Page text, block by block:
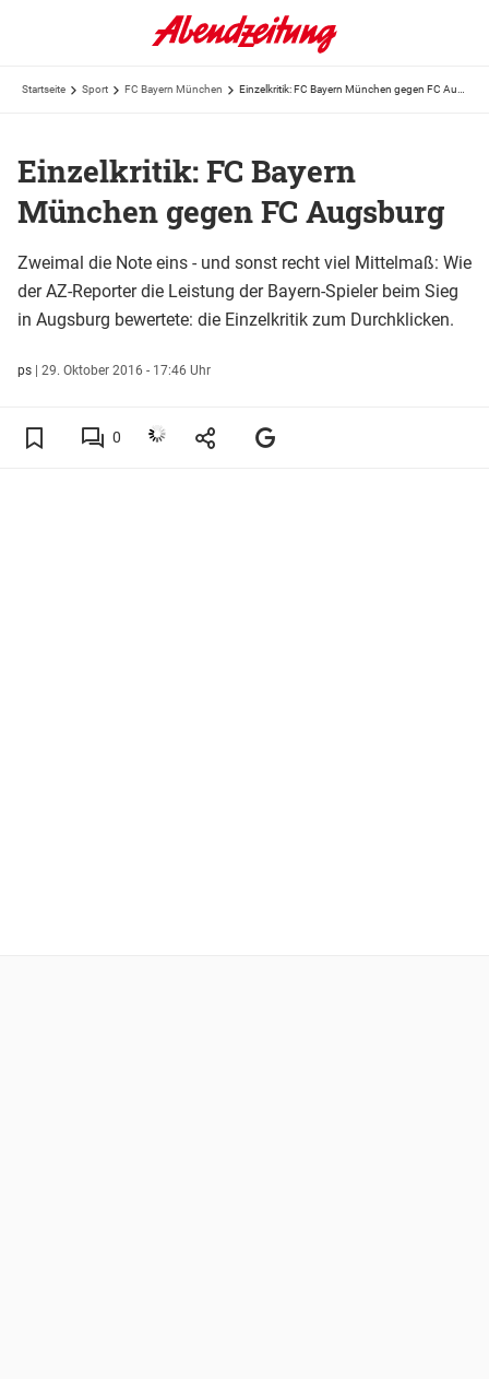
Startseite Sport FC Bayern München
Einzelkritik: FC Bayern
München gegen FC Augsburg
Zweimal die Note eins - und sonst recht viel Mittelmaß: Wie
der AZ-Reporter die Leistung der Bayern-Spieler beim Sieg
in Augsburg bewertete: die Einzelkritik zum Durchklicken.
ps | 29. Oktober 2016 - 17:46 Uhr
0